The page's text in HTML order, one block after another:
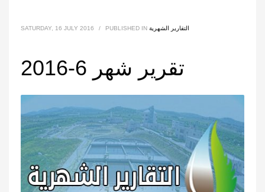
SATURDAY, 16 JULY 2016 / PUBLISHED IN التقارير الشهرية
تقرير شهر 6-2016